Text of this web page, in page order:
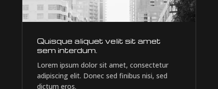
Quisque aliquet velit sit amet
sem interdum.
Lorem ipsum dolor sit amet, consectetur
adipiscing elit. Donec sed finibus nisi, sed
dictum eros.